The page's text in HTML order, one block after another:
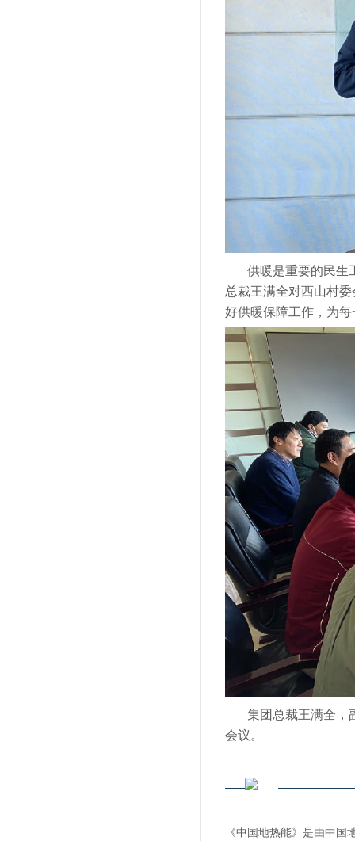
供暖是重要的民生
总裁王满全对西山村
好供暖保障工作，为
集团总裁王满全，
会议。
《中国地热能》是由中